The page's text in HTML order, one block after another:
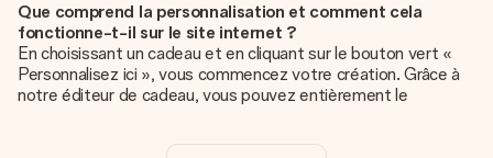
Que comprend la personnalisation et comment cela
fonctionne-t-il sur le site internet ?
En choisissant un cadeau et en cliquant sur le bouton vert «
Personnalisez ici », vous commencez votre création. Grâce à
notre éditeur de cadeau, vous pouvez entièrement le